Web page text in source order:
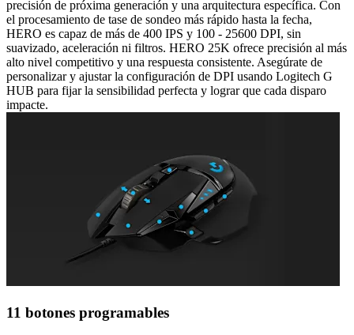
precisión de próxima generación y una arquitectura específica. Con
el procesamiento de tase de sondeo más rápido hasta la fecha,
HERO es capaz de más de 400 IPS y 100 - 25600 DPI, sin
suavizado, aceleración ni filtros. HERO 25K ofrece precisión al más
alto nivel competitivo y una respuesta consistente. Asegúrate de
personalizar y ajustar la configuración de DPI usando Logitech G
HUB para fijar la sensibilidad perfecta y lograr que cada disparo
impacte.
11 botones programables